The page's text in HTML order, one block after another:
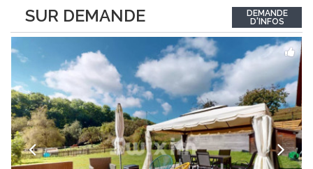
SUR DEMANDE
d'informations ou recevoir le dossier.
DEMANDE
D'INFOS